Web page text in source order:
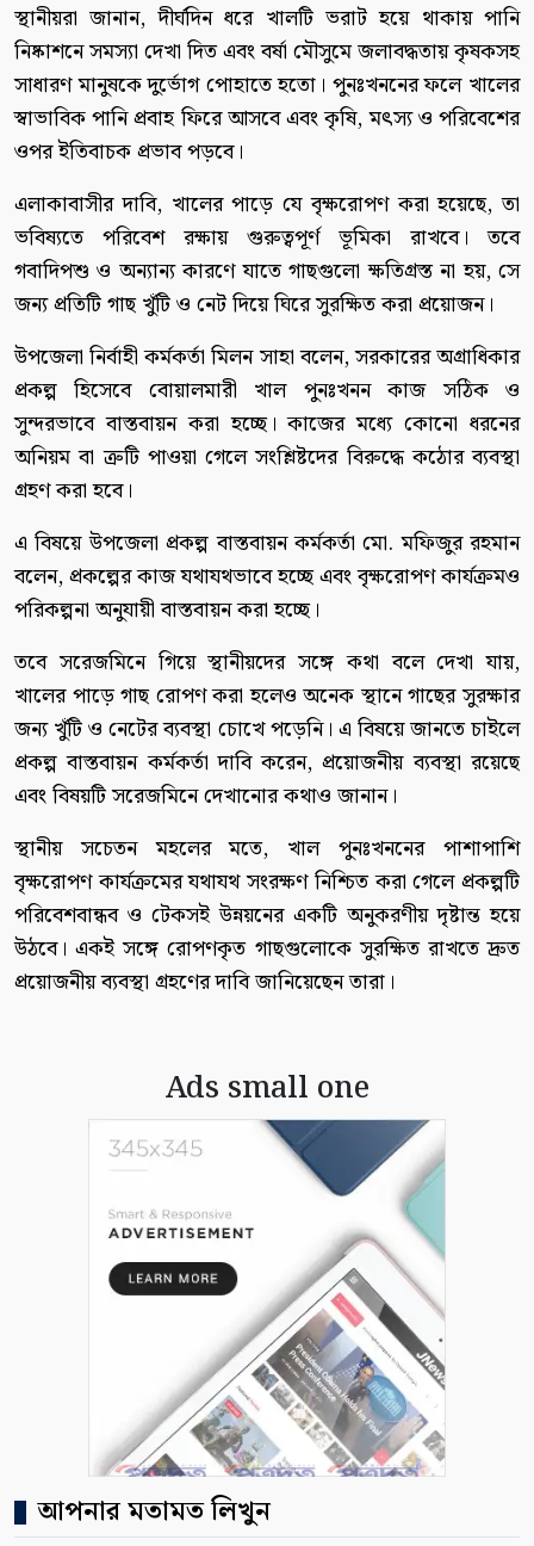
স্থানীয়রা জানান, দীর্ঘদিন ধরে খালটি ভরাট হয়ে থাকায় পানি
নিষ্কাশনে সমস্যা দেখা দিত এবং বর্ষা মৌসুমে জলাবদ্ধতায় কৃষকসহ
সাধারণ মানুষকে দুর্ভোগ পোহাতে হতো। পুনঃখননের ফলে খালের
স্বাভাবিক পানি প্রবাহ ফিরে আসবে এবং কৃষি, মৎস্য ও পরিবেশের
ওপর ইতিবাচক প্রভাব পড়বে।
এলাকাবাসীর দাবি, খালের পাড়ে যে বৃক্ষরোপণ করা হয়েছে, তা
ভবিষ্যতে পরিবেশ রক্ষায় গুরুত্বপূর্ণ ভূমিকা রাখবে। তবে
গবাদিপশু ও অন্যান্য কারণে যাতে গাছগুলো ক্ষতিগ্রস্ত না হয়, সে
জন্য প্রতিটি গাছ খুঁটি ও নেট দিয়ে ঘিরে সুরক্ষিত করা প্রয়োজন।
উপজেলা নির্বাহী কর্মকর্তা মিলন সাহা বলেন, সরকারের অগ্রাধিকার
প্রকল্প হিসেবে বোয়ালমারী খাল পুনঃখনন কাজ সঠিক ও
সুন্দরভাবে বাস্তবায়ন করা হচ্ছে। কাজের মধ্যে কোনো ধরনের
অনিয়ম বা ত্রুটি পাওয়া গেলে সংশ্লিষ্টদের বিরুদ্ধে কঠোর ব্যবস্থা
গ্রহণ করা হবে।
এ বিষয়ে উপজেলা প্রকল্প বাস্তবায়ন কর্মকর্তা মো. মফিজুর রহমান
বলেন, প্রকল্পের কাজ যথাযথভাবে হচ্ছে এবং বৃক্ষরোপণ কার্যক্রমও
পরিকল্পনা অনুযায়ী বাস্তবায়ন করা হচ্ছে।
তবে সরেজমিনে গিয়ে স্থানীয়দের সঙ্গে কথা বলে দেখা যায়,
খালের পাড়ে গাছ রোপণ করা হলেও অনেক স্থানে গাছের সুরক্ষার
জন্য খুঁটি ও নেটের ব্যবস্থা চোখে পড়েনি। এ বিষয়ে জানতে চাইলে
প্রকল্প বাস্তবায়ন কর্মকর্তা দাবি করেন, প্রয়োজনীয় ব্যবস্থা রয়েছে
এবং বিষয়টি সরেজমিনে দেখানোর কথাও জানান।
স্থানীয় সচেতন মহলের মতে, খাল পুনঃখননের পাশাপাশি
বৃক্ষরোপণ কার্যক্রমের যথাযথ সংরক্ষণ নিশ্চিত করা গেলে প্রকল্পটি
পরিবেশবান্ধব ও টেকসই উন্নয়নের একটি অনুকরণীয় দৃষ্টান্ত হয়ে
উঠবে। একই সঙ্গে রোপণকৃত গাছগুলোকে সুরক্ষিত রাখতে দ্রুত
প্রয়োজনীয় ব্যবস্থা গ্রহণের দাবি জানিয়েছেন তারা।
Ads small one
আপনার মতামত লিখুন